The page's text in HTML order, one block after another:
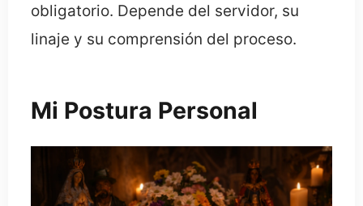
obligatorio. Depende del servidor, su
linaje y su comprensión del proceso.
Mi Postura Personal